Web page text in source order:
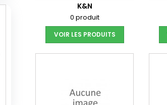
K&N
0 produit
VOIR LES PRODUITS